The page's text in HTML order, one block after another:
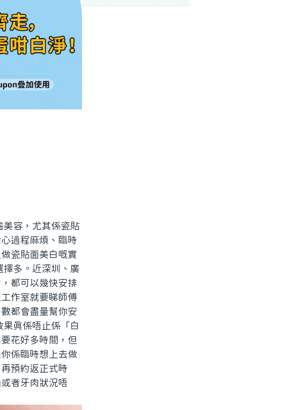
美容，尤其係瓷貼
過程麻煩、臨時
瓷貼面美白嘅實
多。近深圳、廣
都可以幾快安排
作室就要睇師傅
都會盡量幫你安
真係唔止係「白
花好多時間，但
係臨時想上去做
預約返正式時
者牙肉狀況唔